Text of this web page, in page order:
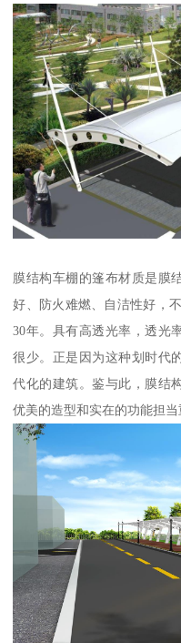
膜结构车棚的篷布材质是膜
好、防火难燃、自洁性好，
30年。具有高透光率，透光
很少。正是因为这种划时代
代化的建筑。鉴与此，膜结
优美的造型和实在的功能担